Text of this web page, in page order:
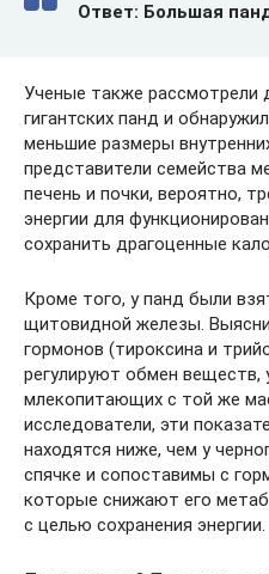
Ответ: Большая
Ученые также рассмотрели
гигантских панд и
меньшие размеры
представители семейства
печень и почки, вероятно,
энергии для
сохранить драгоценные
Кроме того, у панд были
щитовидной железы.
гормонов (тироксина и
регулируют обмен веществ,
млекопитающих с той же
исследователи, эти
находятся ниже, чем у
спячке и сопоставимы с
которые снижают его
с целью сохранения энергии.